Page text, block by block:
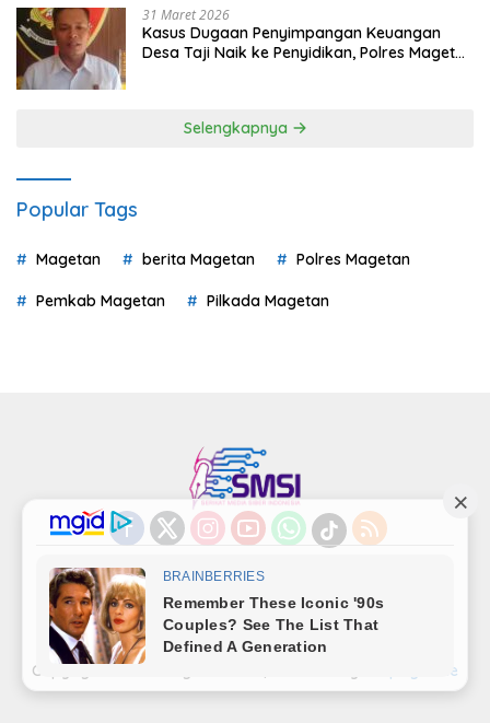
31 Maret 2026
Kasus Dugaan Penyimpangan Keuangan
Desa Taji Naik ke Penyidikan, Polres Magetan
Selengkapnya
Popular Tags
Magetan berita Magetan Polres Magetan
Pemkab Magetan Pilkada Magetan
Indeks Kode Etik
Disclaimer
Pedoman Media Siber
Kode Perilaku Perusahaan Pers
Copyright©LensaMagetan.com | Powered By
seopage.one